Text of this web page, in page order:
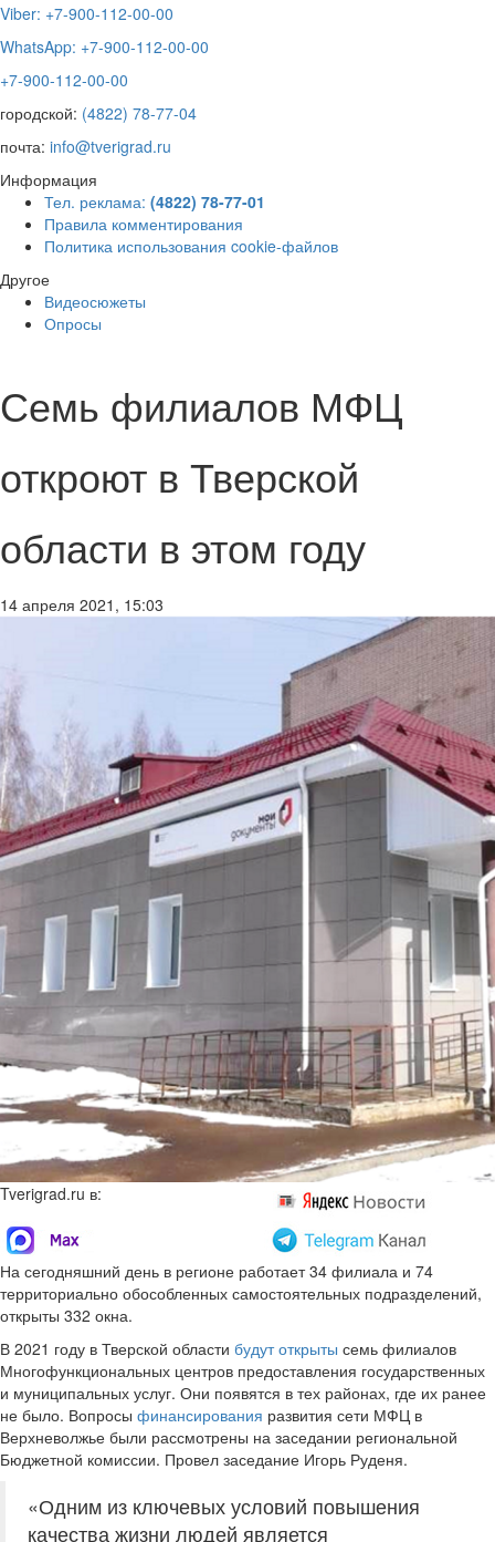
Viber: +7-900-112-00-00
WhatsApp: +7-900-112-00-00
+7-900-112-00-00
городской: (4822) 78-77-04
почта: info@tverigrad.ru
Информация
Тел. реклама: (4822) 78-77-01
Правила комментирования
Политика использования cookie-файлов
Другое
Видеосюжеты
Опросы
Семь филиалов МФЦ
откроют в Тверской
области в этом году
14 апреля 2021, 15:03
Tverigrad.ru в:
На сегодняшний день в регионе работает 34 филиала и 74
территориально обособленных самостоятельных подразделений,
открыты 332 окна.
В 2021 году в Тверской области будут открыты семь филиалов
Многофункциональных центров предоставления государственных
и муниципальных услуг. Они появятся в тех районах, где их ранее
не было. Вопросы финансирования развития сети МФЦ в
Верхневолжье были рассмотрены на заседании региональной
Бюджетной комиссии. Провел заседание Игорь Руденя.
«Одним из ключевых условий повышения
качества жизни людей является